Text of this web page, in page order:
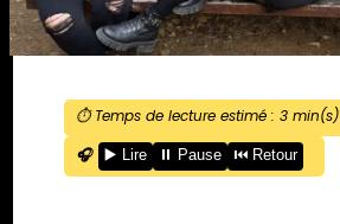
⏱️ Temps de lecture estimé : 3min(s)
🎧
▶️ Lire ⏸️ Pause ⏮️ Retour